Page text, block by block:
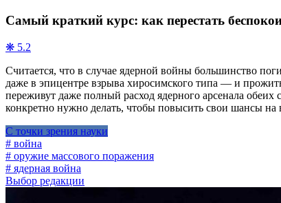
Самый краткий курс: как перестать
❋ 5.2
Считается, что в случае ядерной войны большинство
даже в эпицентре взрыва хиросимского типа — и
переживут даже полный расход ядерного арсенала
конкретно нужно делать, чтобы повысить свои шансы на
С точки зрения науки
# война
# оружие массового поражения
# ядерная война
Выбор редакции